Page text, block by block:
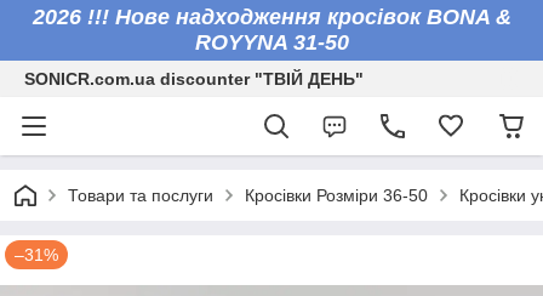
2026 !!! Нове надходження кросівок BONA &
ROYYNA 31-50
SONICR.com.ua discounter "ТВІЙ ДЕНЬ"
Товари та послуги Кросівки Розміри 36-50 Кросівки
–31%